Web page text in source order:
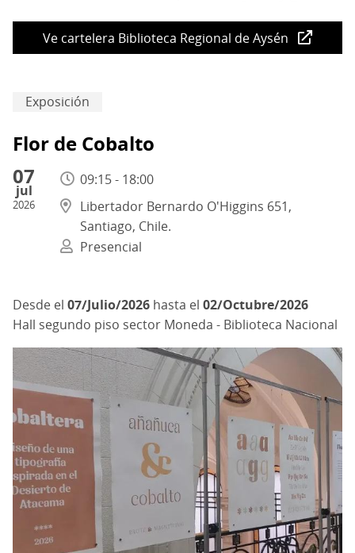
Ve cartelera Biblioteca Regional de Aysén
Exposición
Flor de Cobalto
07
jul
2026
09:15 - 18:00
Libertador Bernardo O'Higgins 651,
Santiago, Chile.
Presencial
07/Julio/2026 hasta el 02/Octubre/2026
Hall segundo piso sector Moneda - Biblioteca Nacional